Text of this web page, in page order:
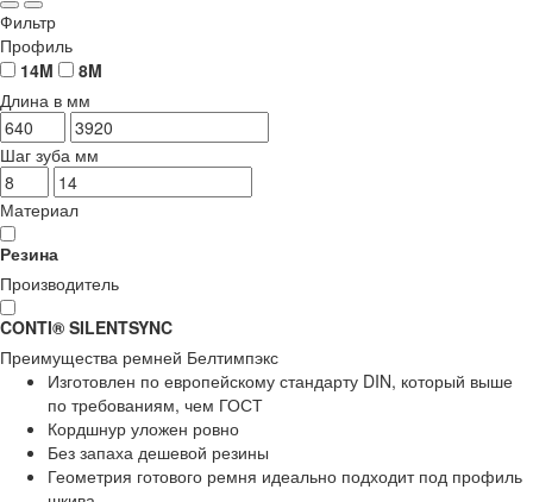
Фильтр
Профиль
14M
8M
Длина в мм
Шаг зуба мм
Материал
Резина
Производитель
CONTI® SILENTSYNC
Преимущества ремней Белтимпэкс
Изготовлен по европейскому стандарту DIN, который выше
по требованиям, чем ГОСТ
Кордшнур уложен ровно
Без запаха дешевой резины
Геометрия готового ремня идеально подходит под профиль